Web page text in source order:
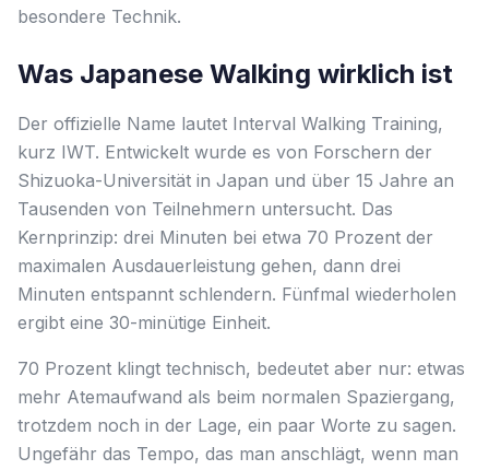
besondere Technik.
Was Japanese Walking wirklich ist
Der offizielle Name lautet Interval Walking Training,
kurz IWT. Entwickelt wurde es von Forschern der
Shizuoka-Universität in Japan und über 15 Jahre an
Tausenden von Teilnehmern untersucht. Das
Kernprinzip: drei Minuten bei etwa 70 Prozent der
maximalen Ausdauerleistung gehen, dann drei
Minuten entspannt schlendern. Fünfmal wiederholen
ergibt eine 30-minütige Einheit.
70 Prozent klingt technisch, bedeutet aber nur: etwas
mehr Atemaufwand als beim normalen Spaziergang,
trotzdem noch in der Lage, ein paar Worte zu sagen.
Ungefähr das Tempo, das man anschlägt, wenn man